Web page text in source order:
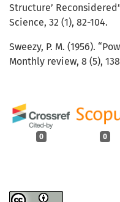
0 0
Structure’
Science, 32 (1), 82-104.
Sweezy, P. M. (1956).
Monthly review, 8 (5),